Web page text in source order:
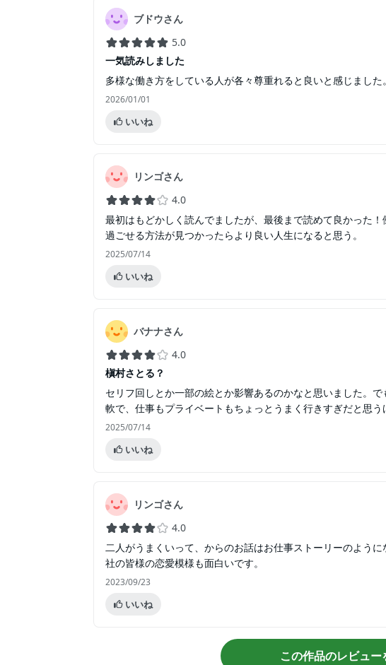
ブドウさん
5.0
一気読みしました
多様な働き方をしている人が各々尊重れると良いと感じました。
2026/01/01
いいね
リンゴさん
4.0
最初はもどかしく読んでましたが、最後まで読めて良かった
過ごせる方法が見つかったらより良い人生になると思う。
2025/07/14
いいね
バナナさん
4.0
槇村さとる？
セリフ回しとか一部の絵とか影響あるのかなと思いました。
軟で、仕事もプライベートもちょっとうまく行きすぎだと思う
2025/07/14
いいね
リンゴさん
4.0
二人がうまくいって、からのお話はお仕事ストーリーのよう
社の皆様の恋愛模様も面白いです。
2023/09/23
いいね
この作品のレビュー